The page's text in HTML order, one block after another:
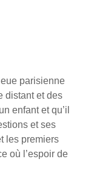
parisienne
distant et des
enfant et qu’il
et ses
les premiers
où l’espoir de